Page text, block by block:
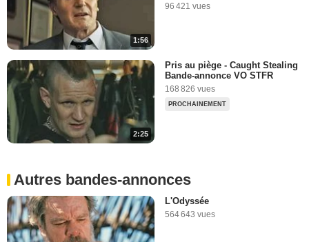
1:56
96 421 vues
2:25
Pris au piège - Caught Stealing
Bande-annonce VO STFR
168 826 vues
PROCHAINEMENT
Autres bandes-annonces
L'Odyssée
564 643 vues